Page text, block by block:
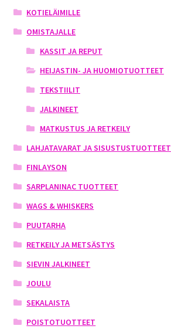
KOTIELÄIMILLE
OMISTAJALLE
KASSIT JA REPUT
HEIJASTIN- JA HUOMIOTUOTTEET
TEKSTIILIT
JALKINEET
MATKUSTUS JA RETKEILY
LAHJATAVARAT JA SISUSTUSTUOTTEET
FINLAYSON
SARPLANINAC TUOTTEET
WAGS & WHISKERS
PUUTARHA
RETKEILY JA METSÄSTYS
SIEVIN JALKINEET
JOULU
SEKALAISTA
POISTOTUOTTEET